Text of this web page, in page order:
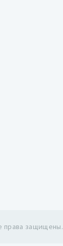
права защищены.